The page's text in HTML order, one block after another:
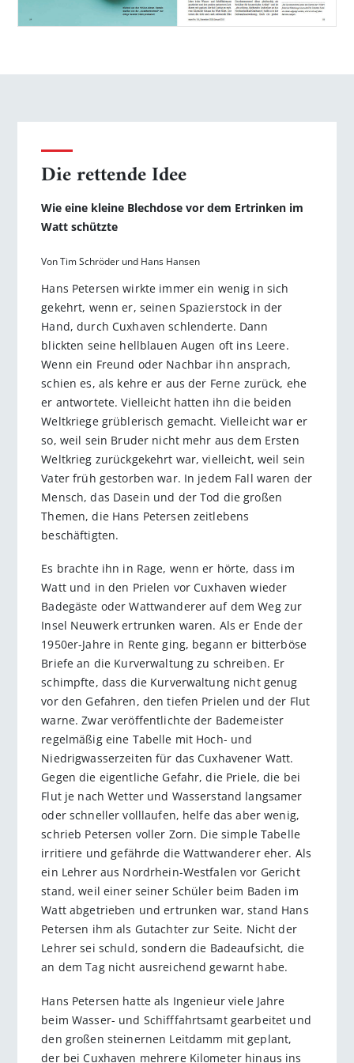
Die rettende Idee
Wie eine kleine Blechdose vor dem Ertrinken im
Watt schützte
Von Tim Schröder und Hans Hansen
Hans Petersen wirkte immer ein wenig in sich
gekehrt, wenn er, seinen Spazierstock in der
Hand, durch Cuxhaven schlenderte. Dann
blickten seine hellblauen Augen oft ins Leere.
Wenn ein Freund oder Nachbar ihn ansprach,
schien es, als kehre er aus der Ferne zurück, ehe
er antwortete. Vielleicht hatten ihn die beiden
Weltkriege grüblerisch gemacht. Vielleicht war er
so, weil sein Bruder nicht mehr aus dem Ersten
Weltkrieg zurückgekehrt war, vielleicht, weil sein
Vater früh gestorben war. In jedem Fall waren der
Mensch, das Dasein und der Tod die großen
Themen, die Hans Petersen zeitlebens
beschäftigten.
Es brachte ihn in Rage, wenn er hörte, dass im
Watt und in den Prielen vor Cuxhaven wieder
Badegäste oder Wattwan­derer auf dem Weg zur
Insel Neuwerk ertrunken waren. Als er Ende der
1950er-Jahre in Rente ging, begann er bitterböse
Briefe an die Kurverwaltung zu schreiben. Er
schimpfte, dass die Kurverwaltung nicht genug
vor den Gefahren, den tiefen Prielen und der Flut
warne. Zwar ver­öffent­lichte der Bademeister
regelmäßig eine Tabelle mit Hoch- und
Niedrigwasserzeiten für das Cuxhavener Watt.
Gegen die eigentliche Gefahr, die Priele, die bei
Flut je nach Wetter und Wasserstand langsamer
oder schneller volllaufen, helfe das aber wenig,
schrieb Petersen voller Zorn. Die simple Tabelle
irritiere und gefährde die Wattwanderer eher. Als
ein Lehrer aus Nordrhein-Westfalen vor Gericht
stand, weil einer seiner Schüler beim Baden im
Watt abgetrieben und ertrunken war, stand Hans
Petersen ihm als Gutachter zur Seite. Nicht der
Lehrer sei schuld, sondern die Badeaufsicht, die
an dem Tag nicht ausreichend gewarnt habe.
Hans Petersen hatte als Ingenieur viele Jahre
beim Wasser- und Schifffahrtsamt gearbeitet und
den großen steinernen Leitdamm mit geplant,
der bei Cuxhaven mehrere Kilometer hinaus ins